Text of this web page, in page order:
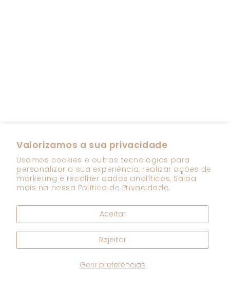
Valorizamos a sua privacidade
Usamos cookies e outras tecnologias para
personalizar a sua experiência, realizar ações de
marketing e recolher dados analíticos. Saiba
mais na nossa Política de Privacidade.
Gerir preferências
Aceitar
Rejeitar